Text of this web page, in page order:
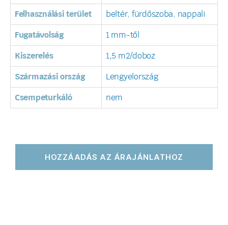
Felhasználási terület beltér, fürdőszoba, nappali
Fugatávolság 1 mm-től
Kiszerelés 1,5 m2/doboz
Származási ország Lengyelország
Csempeturkáló nem
HOZZÁADÁS AZ ÁRAJÁNLATHOZ